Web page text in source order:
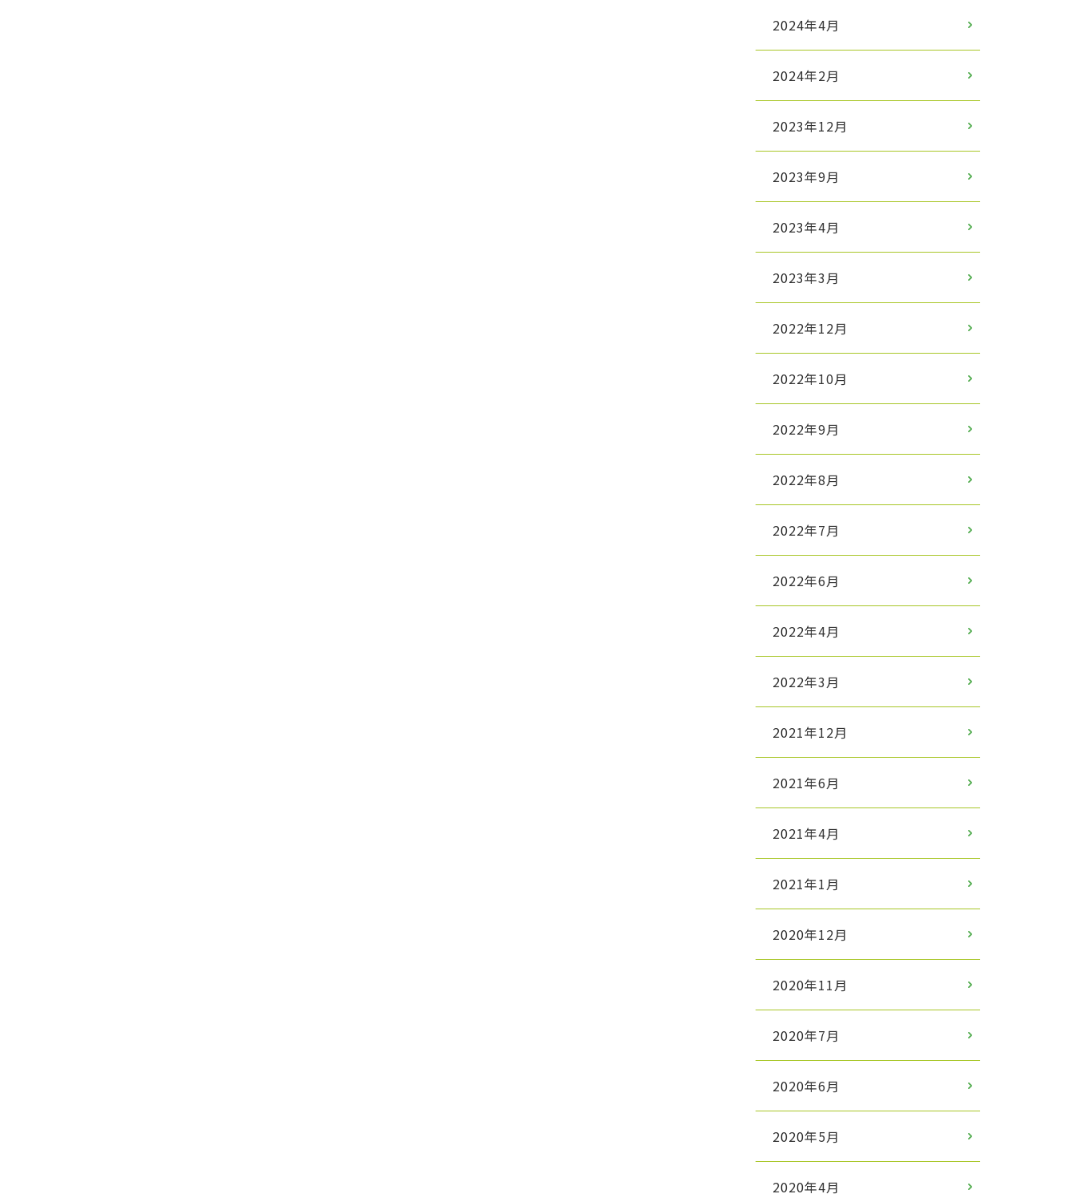
2024年4月
2024年2月
2023年12月
2023年9月
2023年4月
2023年3月
2022年12月
2022年10月
2022年9月
2022年8月
2022年7月
2022年6月
2022年4月
2022年3月
2021年12月
2021年6月
2021年4月
2021年1月
2020年12月
2020年11月
2020年7月
2020年6月
2020年5月
2020年4月